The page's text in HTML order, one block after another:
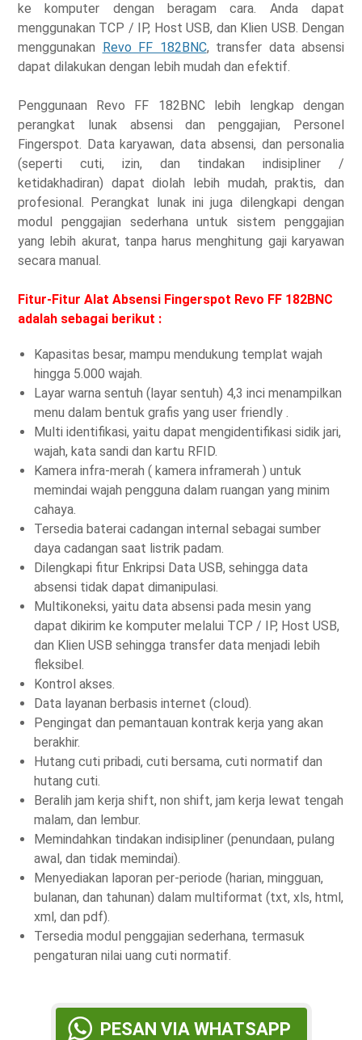
ke komputer dengan beragam cara. Anda dapat
menggunakan TCP / IP, Host USB, dan Klien USB. Dengan
menggunakan Revo FF 182BNC, transfer data absensi
dapat dilakukan dengan lebih mudah dan efektif.
Penggunaan Revo FF 182BNC lebih lengkap dengan
perangkat lunak absensi dan penggajian, Personel
Fingerspot. Data karyawan, data absensi, dan personalia
(seperti cuti, izin, dan tindakan indisipliner /
ketidakhadiran) dapat diolah lebih mudah, praktis, dan
profesional. Perangkat lunak ini juga dilengkapi dengan
modul penggajian sederhana untuk sistem penggajian
yang lebih akurat, tanpa harus menghitung gaji karyawan
secara manual.
Fitur-Fitur Alat Absensi Fingerspot Revo FF 182BNC
adalah sebagai berikut :
Kapasitas besar, mampu mendukung templat wajah
hingga 5.000 wajah.
Layar warna sentuh (layar sentuh) 4,3 inci menampilkan
menu dalam bentuk grafis yang user friendly .
Multi identifikasi, yaitu dapat mengidentifikasi sidik jari,
wajah, kata sandi dan kartu RFID.
Kamera infra-merah ( kamera inframerah ) untuk
memindai wajah pengguna dalam ruangan yang minim
cahaya.
Tersedia baterai cadangan internal sebagai sumber
daya cadangan saat listrik padam.
Dilengkapi fitur Enkripsi Data USB, sehingga data
absensi tidak dapat dimanipulasi.
Multikoneksi, yaitu data absensi pada mesin yang
dapat dikirim ke komputer melalui TCP / IP, Host USB,
dan Klien USB sehingga transfer data menjadi lebih
fleksibel.
Kontrol akses.
Data layanan berbasis internet (cloud).
Pengingat dan pemantauan kontrak kerja yang akan
berakhir.
Hutang cuti pribadi, cuti bersama, cuti normatif dan
hutang cuti.
Beralih jam kerja shift, non shift, jam kerja lewat tengah
malam, dan lembur.
Memindahkan tindakan indisipliner (penundaan, pulang
awal, dan tidak memindai).
Menyediakan laporan per-periode (harian, mingguan,
bulanan, dan tahunan) dalam multiformat (txt, xls, html,
xml, dan pdf).
Tersedia modul penggajian sederhana, termasuk
pengaturan nilai uang cuti normatif.
PESAN VIA WHATSAPP